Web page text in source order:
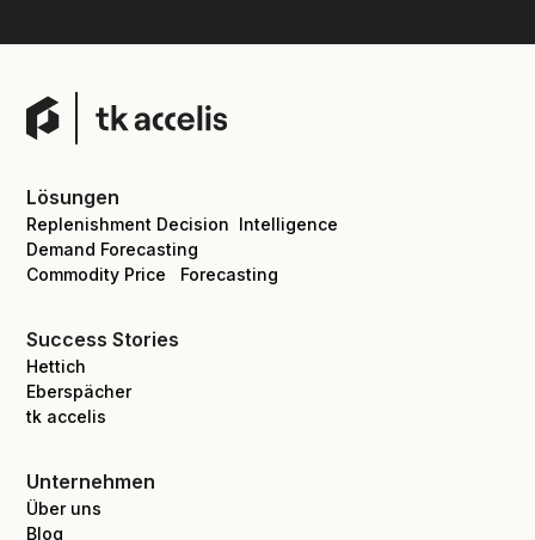
Lösungen
Replenishment Decision Intelligence
Demand Forecasting
Commodity Price Forecasting
Success Stories
Hettich
Eberspächer
tk accelis
Unternehmen
Über uns
Blog